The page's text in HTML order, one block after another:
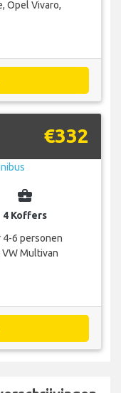
Opel Vivaro,
€332
business_center
4 Koffers
4-6 personen
Multivan